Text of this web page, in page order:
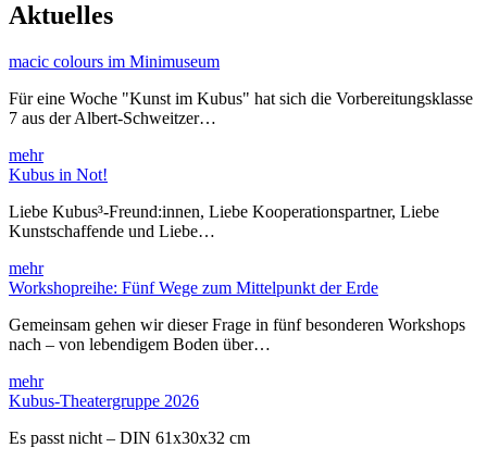
Aktuelles
macic colours im Minimuseum
Für eine Woche "Kunst im Kubus" hat sich die Vorbereitungsklasse
7 aus der Albert-Schweitzer…
mehr
Kubus in Not!
Liebe Kubus³-Freund:innen, Liebe Kooperationspartner, Liebe
Kunstschaffende und Liebe…
mehr
Workshopreihe: Fünf Wege zum Mittelpunkt der Erde
Gemeinsam gehen wir dieser Frage in fünf besonderen Workshops
nach – von lebendigem Boden über…
mehr
Kubus-Theatergruppe 2026
Es passt nicht – DIN 61x30x32 cm